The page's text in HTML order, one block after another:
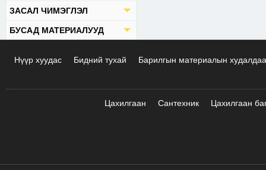
ЗАСАЛ ЧИМЭГЛЭЛ
БУСАД МАТЕРИАЛУУД
Нүүр хуудас Бидний тухай Барилгын материалын
Цахилгаан Сантехник Цахилгаан